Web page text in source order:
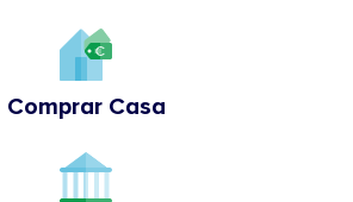
Comprar Casa